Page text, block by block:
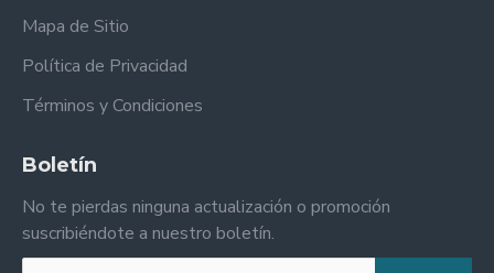
Mapa de Sitio
Política de Privacidad
Términos y Condiciones
Boletín
No te pierdas ninguna actualización o promoción
suscribiéndote a nuestro boletín.